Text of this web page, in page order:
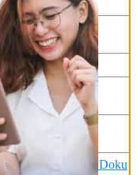
Timo
Trend aus Köln!
Hype in
– Die nächste
| NDR Doku